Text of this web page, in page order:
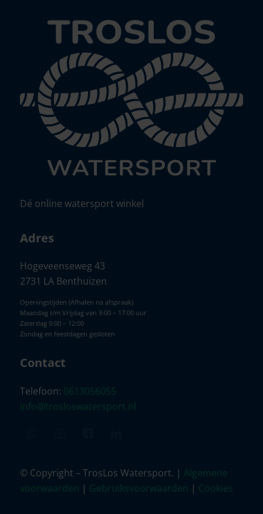
Dé online watersport winkel
Adres
Hogeveenseweg 43
2731 LA Benthuizen
Openingstijden (Afhalen na afspraak)
Maandag t/m Vrijdag van 9:00 – 17:00 uur
Zaterdag 9:00 – 12:00
Zondag en feestdagen gesloten
Contact
Telefoon: 0613056055
info@trosloswatersport.nl
© Copyright – TrosLos Watersport. | Algemene
voorwaarden | Gebruiksvoorwaarden | Cookies